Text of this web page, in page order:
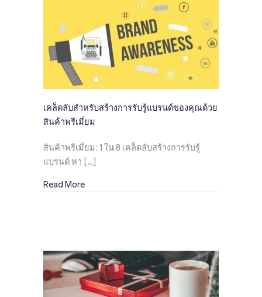
เคล็ดลับสำหรับสร้างการรับรู้แบรนด์ของคุณด้วย
สินค้าพรีเมี่ยม
สินค้าพรีเมี่ยม: 1 ใน 8 เคล็ดลับสร้างการรับรู้
แบรนด์ หา […]
Read Moreabout เคล็ดลับสำหรับสร้างการรับรู้แบรนด์ของ